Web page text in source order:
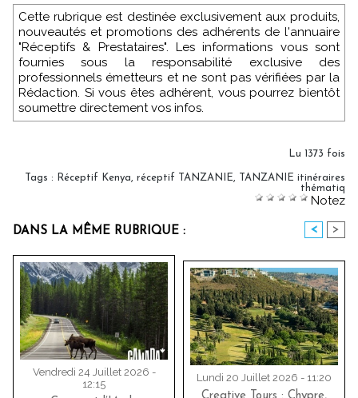
Cette rubrique est destinée exclusivement aux produits,
nouveautés et promotions des adhérents de l'annuaire
"Réceptifs & Prestataires". Les informations vous sont
fournies sous la responsabilité exclusive des
professionnels émetteurs et ne sont pas vérifiées par la
Rédaction. Si vous êtes adhérent, vous pourrez bientôt
soumettre directement vos infos.
Lu 1373 fois
Tags : Réceptif Kenya, réceptif TANZANIE,
TANZANIE itinéraires
thématiq
Notez
DANS LA MÊME RUBRIQUE : < >
Vendredi 24 Juillet 2026 -
12:15
Lundi 20 Juillet 2026 - 11:20